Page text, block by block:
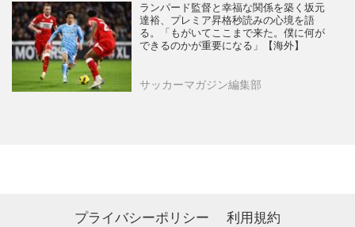
ランパード監督と幸福な関係を築く坂元
達裕、プレミア昇格秒読みの心境を語
る。「もがいてここまで来た。僕に何が
できるのかが重要になる」【海外】
サッカーマガジン編集部
プライバシーポリシー 利用規約